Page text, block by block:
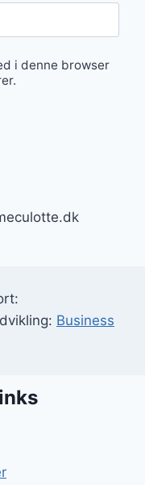
i denne browser
Business